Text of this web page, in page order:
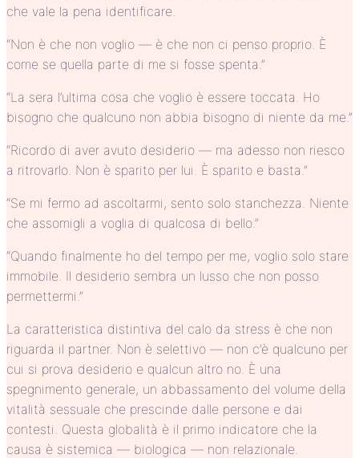
che vale la pena identificare.
“Non è che non voglio — è che non ci penso proprio. È
come se quella parte di me si fosse spenta.”
“La sera l’ultima cosa che voglio è essere toccata. Ho
bisogno che qualcuno non abbia bisogno di niente da me.”
“Ricordo di aver avuto desiderio — ma adesso non riesco
a ritrovarlo. Non è sparito per lui. È sparito e basta.”
“Se mi fermo ad ascoltarmi, sento solo stanchezza. Niente
che assomigli a voglia di qualcosa di bello.”
“Quando finalmente ho del tempo per me, voglio solo stare
immobile. Il desiderio sembra un lusso che non posso
permettermi.”
La caratteristica distintiva del calo da stress è che non
riguarda il partner. Non è selettivo — non c’è qualcuno per
cui si prova desiderio e qualcun altro no. È una
spegnimento generale, un abbassamento del volume della
vitalità sessuale che prescinde dalle persone e dai
contesti. Questa globalità è il primo indicatore che la
causa è sistemica — biologica — non relazionale.